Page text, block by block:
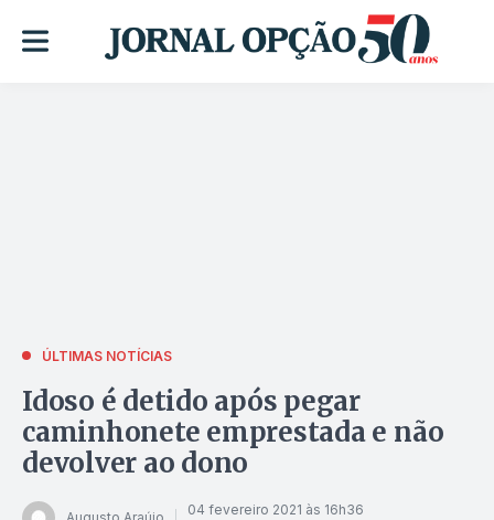
ÚLTIMAS NOTÍCIAS
Idoso é detido após pegar
caminhonete emprestada e não
devolver ao dono
04 fevereiro 2021 às 16h36